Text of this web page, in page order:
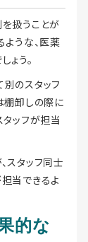
扱うことが
うな、医薬
う。
のスタッフ
棚卸しの際に
ッフが担当
スタッフ同士
当できるよ
的な